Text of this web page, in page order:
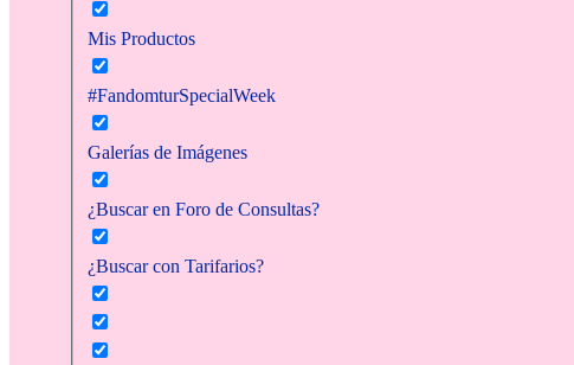
Mis Productos
#FandomturSpecialWeek
Galerías de Imágenes
¿Buscar en Foro de Consultas?
¿Buscar con Tarifarios?